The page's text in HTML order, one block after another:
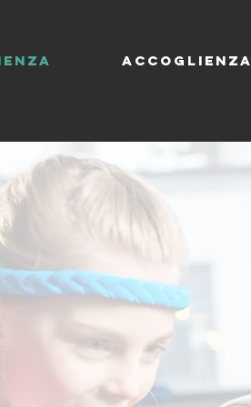
ACCOGLIENZA